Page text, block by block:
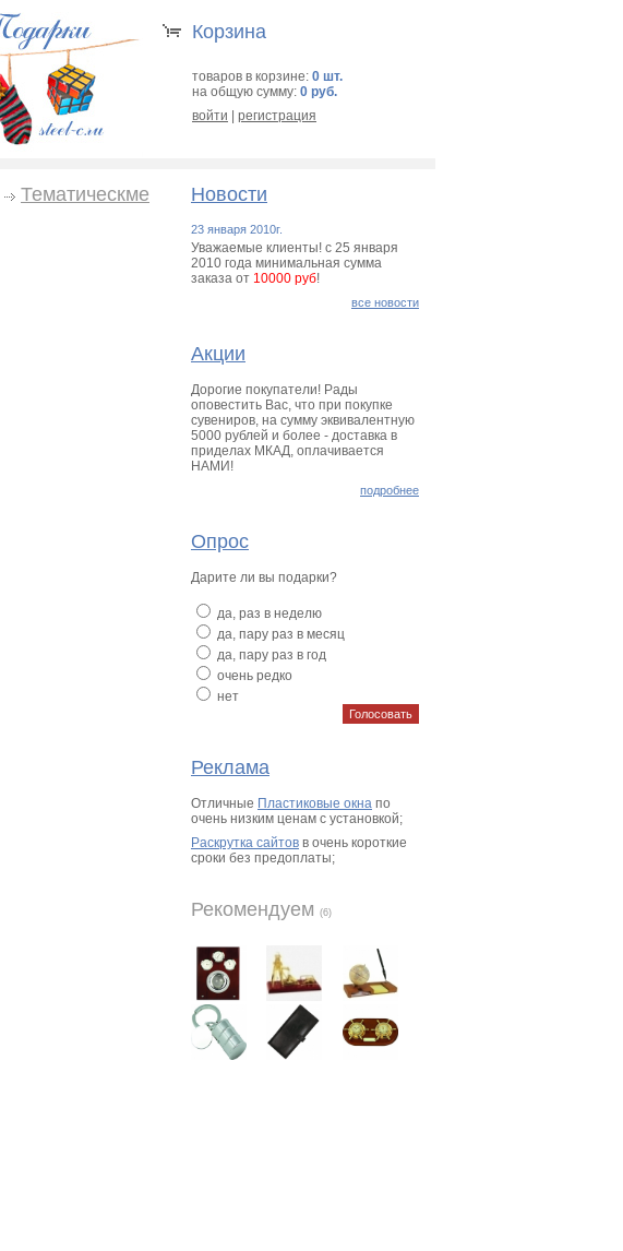
Корзина
товаров в корзине: 0 шт.
на общую сумму: 0 руб.
войти
регистрация
Тематическме
Новости
23 января 2010г.
Уважаемые клиенты! с 25 января
2010 года минимальная сумма
заказа от 10000 руб!
все новости
Акции
Дорогие покупатели! Рады
оповестить Вас, что при покупке
сувениров, на сумму эквивалентную
5000 рублей и более - доставка в
приделах МКАД, оплачивается
НАМИ!
подробнее
Опрос
Дарите ли вы подарки?
да, раз в неделю
да, пару раз в месяц
да, пару раз в год
очень редко
нет
Реклама
Отличные Пластиковые окна по
очень низким ценам с установкой;
Раскрутка сайтов в очень короткие
сроки без предоплаты;
Рекомендуем (6)